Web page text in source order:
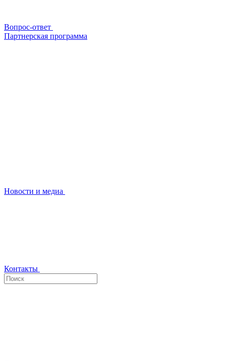
Вопрос-ответ
Партнерская программа
Новости и медиа
Контакты